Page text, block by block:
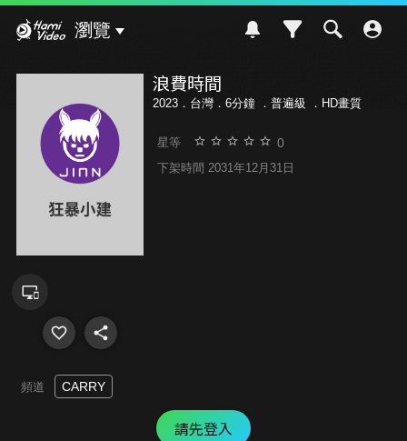
瀏覽
浪費時間
2023．台灣．6分鐘 ． 普遍級 ．HD畫質
星等 0
下架時間 2031年12月31日
頻道 CARRY
請先登入